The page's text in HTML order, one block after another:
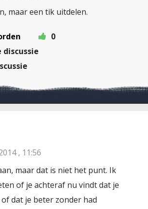
maar een tik uitdelen.
0
discussie
, 11:56
maar dat is niet het punt. Ik
of je achteraf nu vindt dat je
dat je beter zonder had